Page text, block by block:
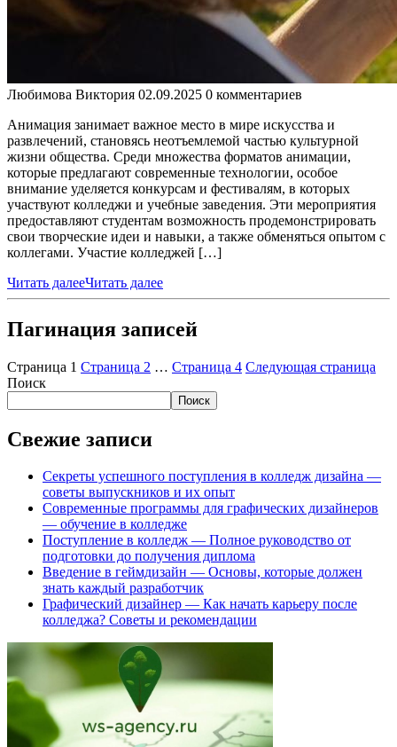
Любимова Виктория 02.09.2025 0 комментариев
Анимация занимает важное место в мире искусства и
развлечений, становясь неотъемлемой частью культурной
жизни общества. Среди множества форматов анимации,
которые предлагают современные технологии, особое
внимание уделяется конкурсам и фестивалям, в которых
участвуют колледжи и учебные заведения. Эти мероприятия
предоставляют студентам возможность продемонстрировать
свои творческие идеи и навыки, а также обменяться опытом с
коллегами. Участие колледжей […]
Читать далееЧитать далее
Пагинация записей
Страница 1 Страница 2 … Страница 4 Следующая страница
Поиск
Поиск
Свежие записи
Секреты успешного поступления в колледж дизайна —
советы выпускников и их опыт
Современные программы для графических дизайнеров
— обучение в колледже
Поступление в колледж — Полное руководство от
подготовки до получения диплома
Введение в геймдизайн — Основы, которые должен
знать каждый разработчик
Графический дизайнер — Как начать карьеру после
колледжа? Советы и рекомендации